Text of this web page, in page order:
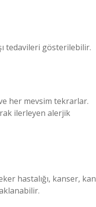
tedavileri gösterilebilir.
her mevsim tekrarlar.
ilerleyen alerjik
hastalığı, kanser, kan